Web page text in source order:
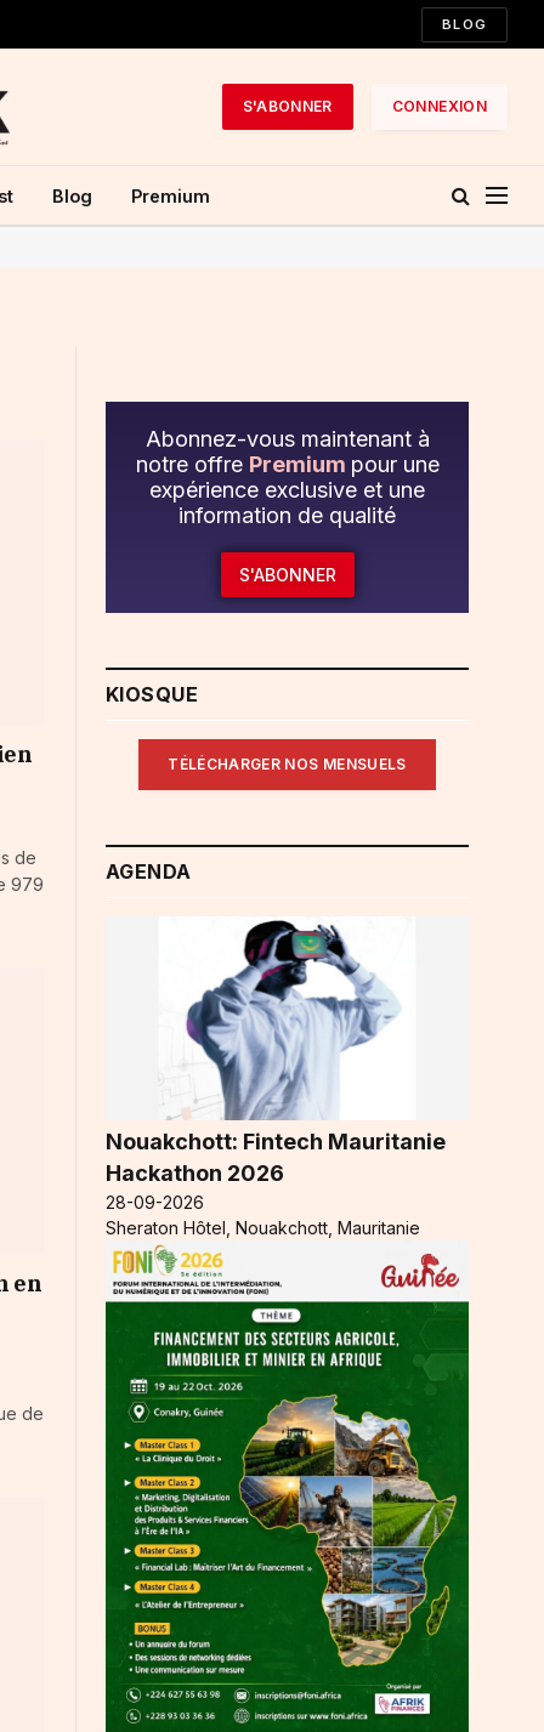
BLOG
S'ABONNER CONNEXION
Blog Premium
de
979
en
de
Abonnez-vous maintenant à
notre offre Premium pour une
expérience exclusive et une
information de qualité
S'ABONNER
KIOSQUE
TÉLÉCHARGER NOS MENSUELS
AGENDA
Nouakchott: Fintech Mauritanie
Hackathon 2026
28-09-2026
Sheraton Hôtel, Nouakchott, Mauritanie